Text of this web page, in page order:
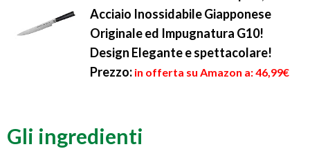
Acciaio Inossidabile Giapponese
Originale ed Impugnatura G10!
Design Elegante e spettacolare!
Prezzo: in offerta su Amazon a: 46,99€
Gli ingredienti